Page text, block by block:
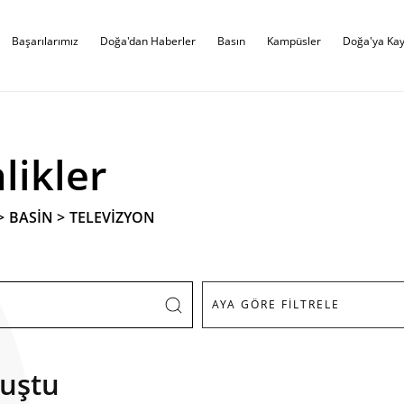
Başarılarımız Doğa'dan Haberler Basın Kampüsler Doğa'ya
BASİN > TELEVİZYON